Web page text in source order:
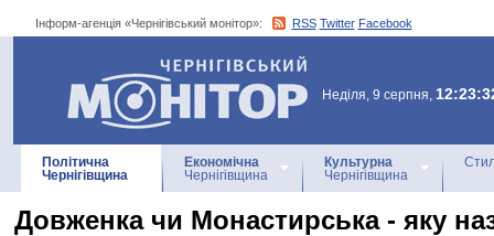
Інформ-агенція «Чернігівський монітор»: RSS Twitter Facebook
Інформ-агенція
«Чернігівський монітор»
Неділя, 9 серпня,
Політична
Чернігівщина
Економічна
Чернігівщина
Культурна
Чернігівщина
Довженка чи Монастирська - яку